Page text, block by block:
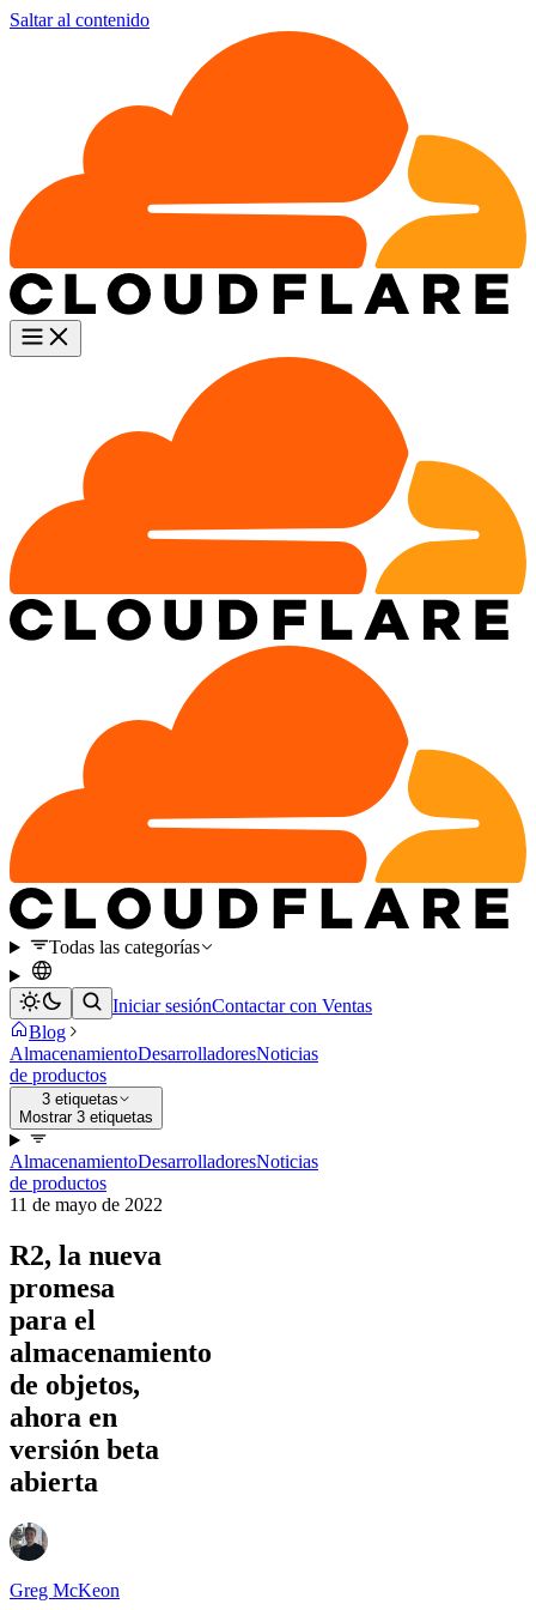
Saltar al contenido
Todas las categorías
Iniciar sesiónContactar con Ventas
Blog
AlmacenamientoDesarrolladoresNoticias
de productos
3 etiquetas
Mostrar 3 etiquetas
AlmacenamientoDesarrolladoresNoticias
de productos
11 de mayo de 2022
R2, la nueva
promesa
para el
almacenamiento
de objetos,
ahora en
versión beta
abierta
Greg McKeon